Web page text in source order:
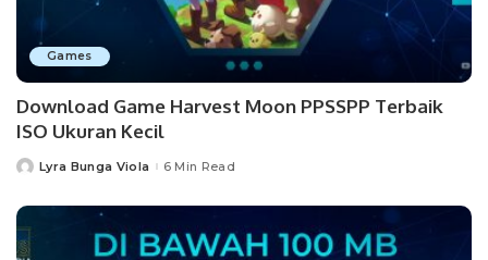
Games
Download Game Harvest Moon PPSSPP Terbaik
ISO Ukuran Kecil
PostedLyra Bunga Viola 6 Min Read